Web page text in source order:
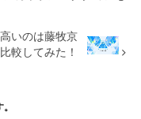
いのは藤牧京
較してみた！